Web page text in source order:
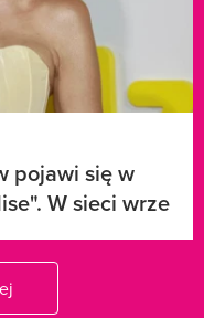
pojawi się w
W sieci wrze